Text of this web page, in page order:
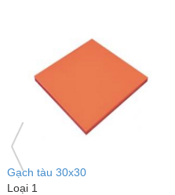
Gạch đỏ lát sân Gốm Mỹ
Loại 1